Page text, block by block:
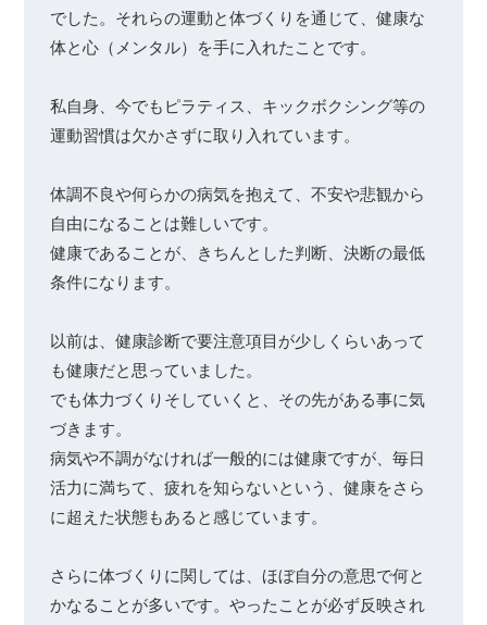
でした。それらの運動と体づくりを通じて、健康な
体と心（メンタル）を手に入れたことです。
私自身、今でもピラティス、キックボクシング等の
運動習慣は欠かさずに取り入れています。
体調不良や何らかの病気を抱えて、不安や悲観から
自由になることは難しいです。
健康であることが、きちんとした判断、決断の最低
条件になります。
以前は、健康診断で要注意項目が少しくらいあって
も健康だと思っていました。
でも体力づくりそしていくと、その先がある事に気
づきます。
病気や不調がなければ一般的には健康ですが、毎日
活力に満ちて、疲れを知らないという、健康をさら
に超えた状態もあると感じています。
さらに体づくりに関しては、ほぼ自分の意思で何と
かなることが多いです。やったことが必ず反映され